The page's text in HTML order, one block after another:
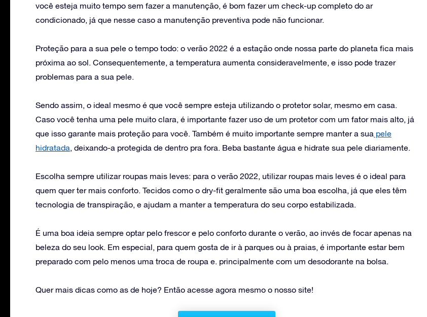
você esteja muito tempo sem fazer a manutenção, é bom fazer um check-up completo do ar
condicionado, já que nesse caso a manutenção preventiva pode não funcionar.
Proteção para a sua pele o tempo todo: o verão 2022 é a estação onde nossa parte do planeta fica mais
próxima ao sol. Consequentemente, a temperatura aumenta consideravelmente, e isso pode trazer
problemas para a sua pele.
Sendo assim, o ideal mesmo é que você sempre esteja utilizando o protetor solar, mesmo em casa.
Caso você tenha uma pele muito clara, é importante fazer uso de um protetor com um fator mais alto, já
que isso garante mais proteção para você. Também é muito importante sempre manter a sua pele
hidratada, deixando-a protegida de dentro pra fora. Beba bastante água e hidrate sua pele diariamente.
Escolha sempre utilizar roupas mais leves: para o verão 2022, utilizar roupas mais leves é o ideal para
quem quer ter mais conforto. Tecidos como o dry-fit geralmente são uma boa escolha, já que eles têm
tecnologia de transpiração, e ajudam a manter a temperatura do seu corpo estabilizada.
É uma boa ideia sempre optar pelo frescor e pelo conforto durante o verão, ao invés de focar apenas na
beleza do seu look. Em especial, para quem gosta de ir à parques ou à praias, é importante estar bem
preparado com pelo menos uma troca de roupa e. principalmente com um desodorante na bolsa.
Quer mais dicas como as de hoje? Então acesse agora mesmo o nosso site!